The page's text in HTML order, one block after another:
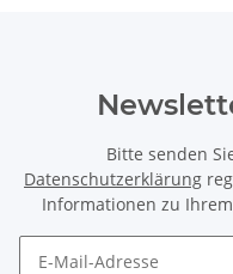
Bitte senden
Datenschutzerklärung
Informationen zu